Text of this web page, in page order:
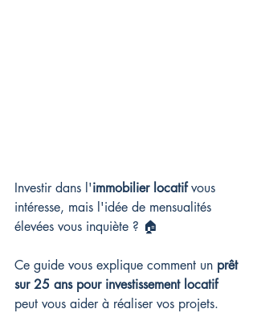
Investir dans l'immobilier locatif vous
intéresse, mais l'idée de mensualités
élevées vous inquiète ? 🏠
Ce guide vous explique comment un prêt
sur 25 ans pour investissement locatif
peut vous aider à réaliser vos projets.